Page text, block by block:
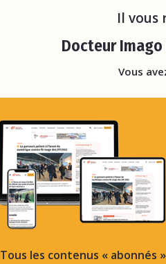
Il vous
Docteur
Vous
Tous les contenus « abonnés »